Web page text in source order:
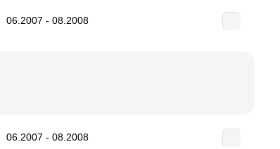
06.2007 - 08.2008
06.2007 - 08.2008